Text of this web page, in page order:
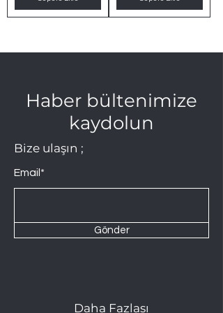
Haber bültenimize
kaydolun
Bize ulaşın ;
Email*
Gönder
Daha Fazlası